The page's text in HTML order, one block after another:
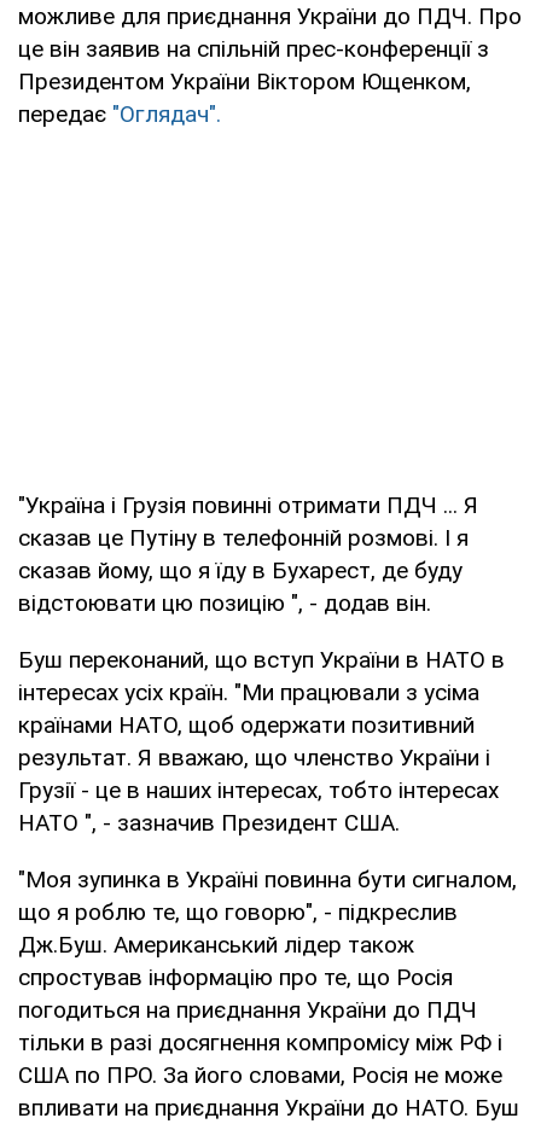
можливе для приєднання України до ПДЧ. Про
це він заявив на спільній прес-конференції з
Президентом України Віктором Ющенком,
передає "Оглядач".
"Україна і Грузія повинні отримати ПДЧ ... Я
сказав це Путіну в телефонній розмові. І я
сказав йому, що я їду в Бухарест, де буду
відстоювати цю позицію ", - додав він.
Буш переконаний, що вступ України в НАТО в
інтересах усіх країн. "Ми працювали з усіма
країнами НАТО, щоб одержати позитивний
результат. Я вважаю, що членство України і
Грузії - це в наших інтересах, тобто інтересах
НАТО ", - зазначив Президент США.
"Моя зупинка в Україні повинна бути сигналом,
що я роблю те, що говорю", - підкреслив
Дж.Буш. Американський лідер також
спростував інформацію про те, що Росія
погодиться на приєднання України до ПДЧ
тільки в разі досягнення компромісу між РФ і
США по ПРО. За його словами, Росія не може
впливати на приєднання України до НАТО. Буш